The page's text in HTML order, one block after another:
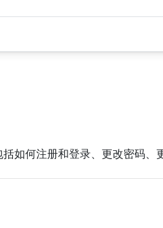
如何注册和登录、更改密码